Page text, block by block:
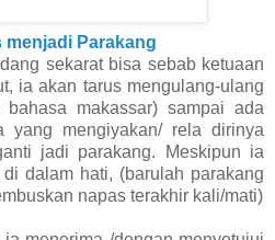
menjadi Parakang
sekarat bisa sebab ketuaan
ia akan tarus mengulang-ulang
makassar) sampai ada
yang mengiyakan/ rela dirinya
jadi parakang. Meskipun ia
dalam hati, (barulah parakang
napas terakhir kali/mati)